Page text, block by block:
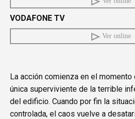
VODAFONE TV
Ver online
La acción comienza en el momento
única superviviente de la terrible
del edificio. Cuando por fin la
controlada, el caos vuelve a